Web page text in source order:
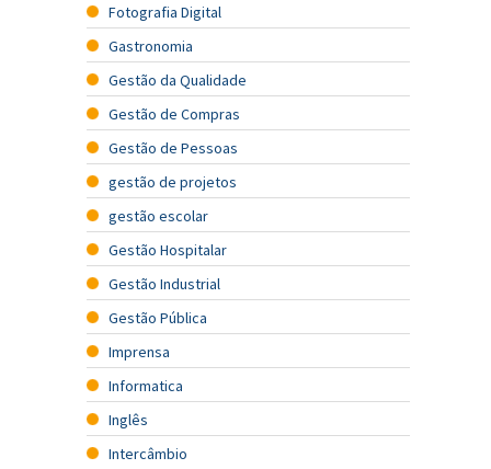
Fotografia Digital
Gastronomia
Gestão da Qualidade
Gestão de Compras
Gestão de Pessoas
gestão de projetos
gestão escolar
Gestão Hospitalar
Gestão Industrial
Gestão Pública
Imprensa
Informatica
Inglês
Intercâmbio